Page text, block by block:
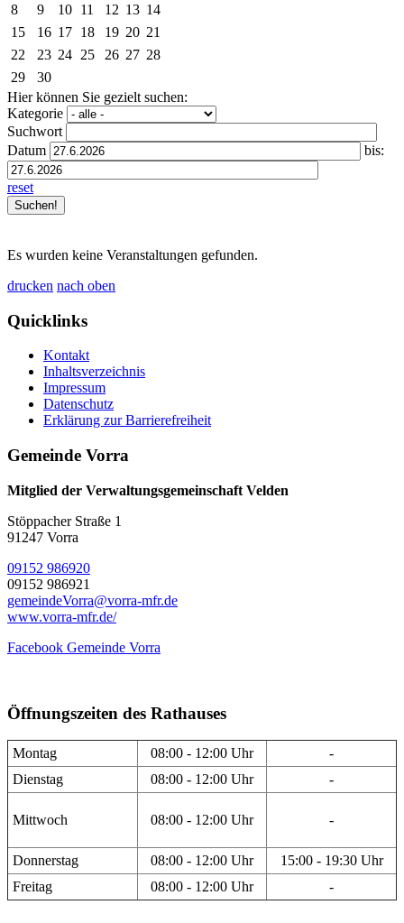
8
9 10 11 12 13 14
15
16 17 18 19 20 21
22
23 24 25 26 27 28
29
30
Hier können Sie gezielt suchen:
Kategorie
Suchwort
Datum
bis:
reset
Es wurden keine Veranstaltungen gefunden.
drucken nach oben
Quicklinks
Kontakt
Inhaltsverzeichnis
Impressum
Datenschutz
Erklärung zur Barrierefreiheit
Gemeinde Vorra
Mitglied der Verwaltungsgemeinschaft Velden
Stöppacher Straße 1
91247 Vorra
09152 986920
09152 986921
gemeindeVorra@vorra-mfr.de
www.vorra-mfr.de/
Facebook Gemeinde Vorra
Öffnungszeiten des Rathauses
Montag 08:00 - 12:00 Uhr
-
Dienstag
08:00 - 12:00 Uhr -
Mittwoch 08:00 - 12:00 Uhr -
Donnerstag 08:00 - 12:00 Uhr
15:00 - 19:30 Uhr
Freitag
08:00 - 12:00 Uhr -